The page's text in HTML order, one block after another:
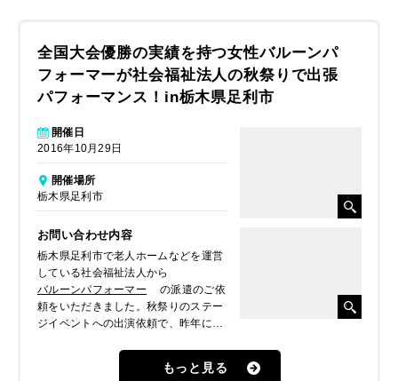
全国大会優勝の実績を持つ女性バルーンパ
フォーマーが社会福祉法人の秋祭りで出張
パフォーマンス！in栃木県足利市
開催日
2016年10月29日
開催場所
栃木県足利市
お問い合わせ内容
栃木県足利市で老人ホームなどを運営
している社会福祉法人から
バルーンパフォーマー
の派遣のご依
頼をいただきました。秋祭りのステー
ジイベントへの出演依頼で、昨年に続
ォーマーに今年も盛り上げて欲しいと
いうことで派遣しました。もっと見る